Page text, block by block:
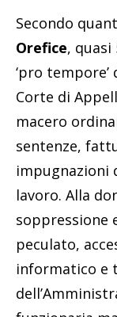
Secondo
Orefice,
‘pro tempore’
Corte di
macero
sentenze,
impugnazioni
lavoro. Alla
soppressione
peculato,
informatico e